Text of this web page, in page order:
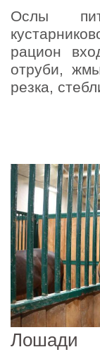
Ослы
рацион
отруби,
резка,
Лошади